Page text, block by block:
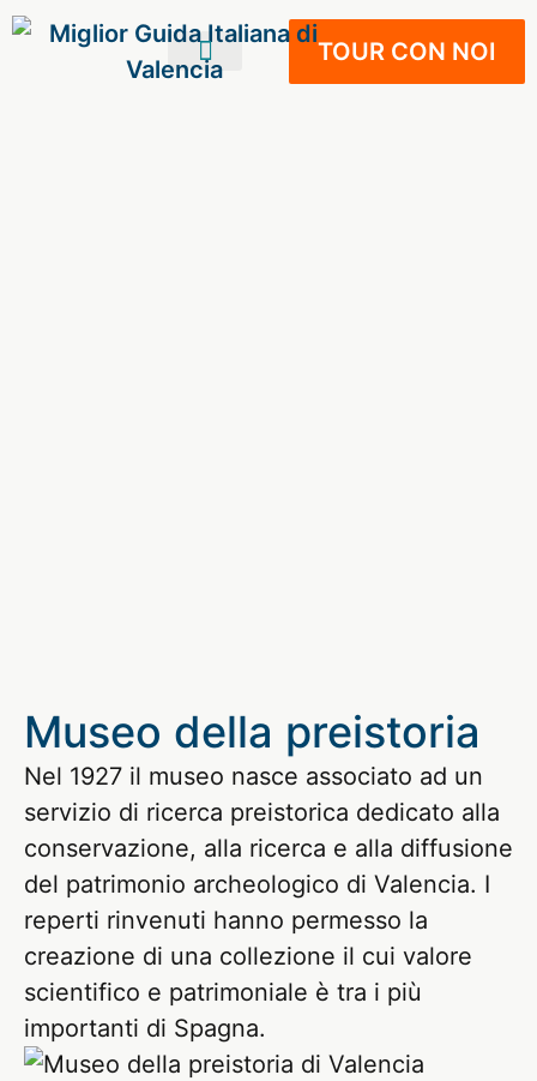
TOUR CON NOI
Museo della preistoria
Nel 1927 il museo nasce associato ad un
servizio di ricerca preistorica dedicato alla
conservazione, alla ricerca e alla diffusione
del patrimonio archeologico di Valencia. I
reperti rinvenuti hanno permesso la
creazione di una collezione il cui valore
scientifico e patrimoniale è tra i più
importanti di Spagna.